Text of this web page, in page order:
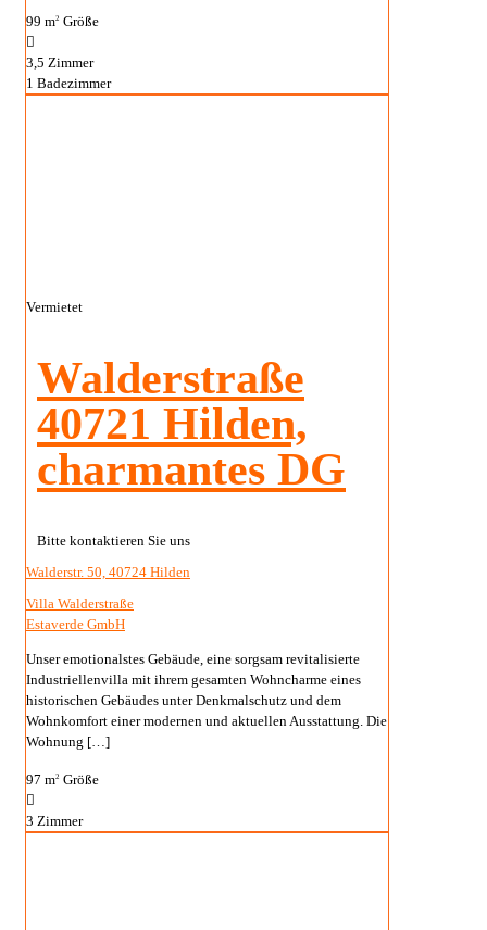
99 m2 Größe
3,5 Zimmer
1 Badezimmer
Vermietet
Walderstraße
40721 Hilden,
charmantes DG
Bitte kontaktieren Sie uns
Walderstr. 50, 40724 Hilden
Villa Walderstraße
Estaverde GmbH
Unser emotionalstes Gebäude, eine sorgsam revitalisierte
Industriellenvilla mit ihrem gesamten Wohncharme eines
historischen Gebäudes unter Denkmalschutz und dem
Wohnkomfort einer modernen und aktuellen Ausstattung. Die
Wohnung […]
97 m2 Größe
3 Zimmer